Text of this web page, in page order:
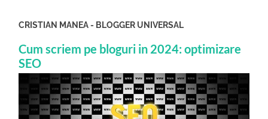
CRISTIAN MANEA - BLOGGER UNIVERSAL
Cum scriem pe bloguri in 2024: optimizare
SEO